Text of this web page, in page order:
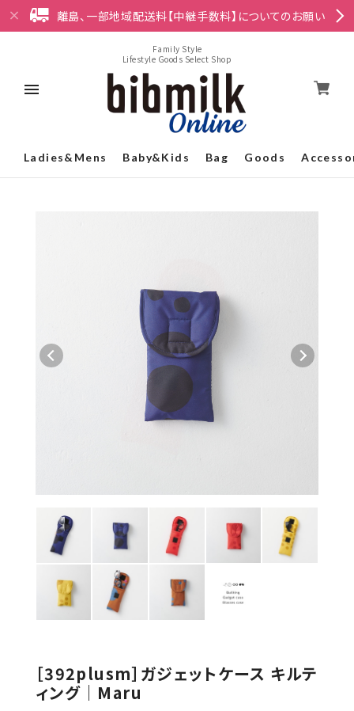
離島、一部地域配送料【中継手数料】についてのお願い
Family Style
Lifestyle Goods Select Shop
Ladies&Mens Baby&Kids Bag Goods
［392plusm］ガジェットケース キルテ
ィング｜Maru